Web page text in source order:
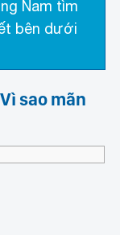
Nam tìm
bên dưới
sao mãn